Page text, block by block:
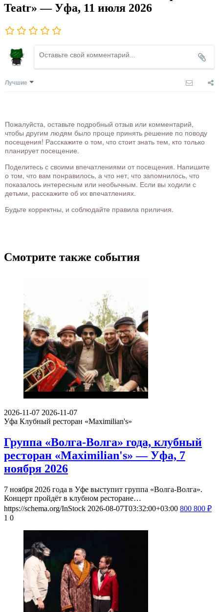
Teatr» — Уфа, 11 июля 2026
Лучшие
Пожалуйста, оставьте подробный отзыв или комментарий,
чтобы другим людям было проще принять решение по поводу
посещения! Расскажите о том, что стоит знать тем, кто только
планирует посещение.
Поделитесь с своими впечатлениями от посещения. Напишите
о том, что вам понравилось, а что нет, что запомнилось, что
показалось интересным или необычным. Если вы ходили с
детьми, расскажите об их впечатлениях.
Будьте корректны, и соблюдайте правила приличия.
Смотрите также события
2026-11-07 2026-11-07
Уфа Клубный ресторан «Maximilian's»
Группа «Волга-Волга» года, клубный
ресторан «Maximilian's» — Уфа, 7
ноября 2026
7 ноября 2026 года в Уфе выступит группа «Волга-Волга».
Концерт пройдёт в клубном ресторане…
https://schema.org/InStock 2026-08-07T03:32:00+03:00 800 800 ₽
1 0